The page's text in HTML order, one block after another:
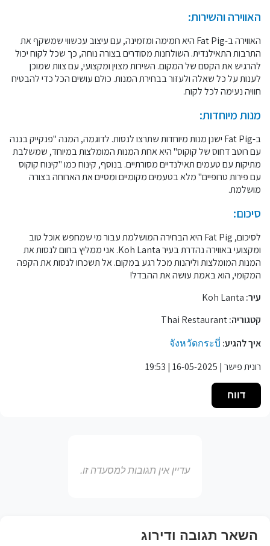
האווירה והשירות:
האווירה ב-Fat Pig היא חמימה ומזמינה, עם עיצוב עכשווי שמשקף את
התרבות התאילנדית. השולחנות מסודרים בצורה נוחה, כך שכל לקוח יכול
להרגיש את הקסם של המקום. השירות מצוין ומקצועי, עם צוות שמוכן
לענות על כל שאלה ולעזור בבחירת המנות. כולם עושים הכל כדי להבטיח
חוויה נעימה לכל לקוח.
מנות מיוחדות:
ב-Fat Pig ישנן מנות מיוחדות שתרצו לנסות. לדוגמה, המנה "פנקייק בננה
עם רוטב דחוס של קוקוס" היא אחת המנות המומלצות במיוחד, שמשלבת
מתיקות עם טעמים תאילנדיים מסורתיים. בנוסף, קינוח כמו "קינוח קוקוס
עם פירות טרופיים" מלא בטעמים מקומיים ומסיים את הארוחה בצורה
מושלמת.
סיכום:
לסיכום, Fat Pig היא הבחירה המושלמת עבור מי שמחפש אוכל טוב
ומקצועי באווירה נהדרת בעיר Koh Lanta. אני ממליץ בחום לנסות את
המנות המומלצות וליהנות מכל רגע במקום. אל תשכחו לנסות את הקפה
המקומי, הוא באמת עושה את ההבדל!
עיר:
קטגוריה:
איך להגיע: จังหวัดกระบี่
רונית פישר | 16-05-2025 | 19:53
דווח
עדיין אין תגובות למסעדה זו.
השאר תגובה ודירוג